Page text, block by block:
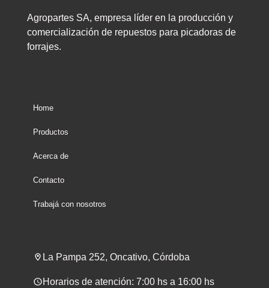
Agropartes SA, empresa líder en la producción y
comercialización de repuestos para picadoras de
forrajes.
Home
Productos
Acerca de
Contacto
Trabajá con nosotros
La Pampa 252, Oncativo, Córdoba
Horarios de atención: 7:00 hs a 16:00 hs